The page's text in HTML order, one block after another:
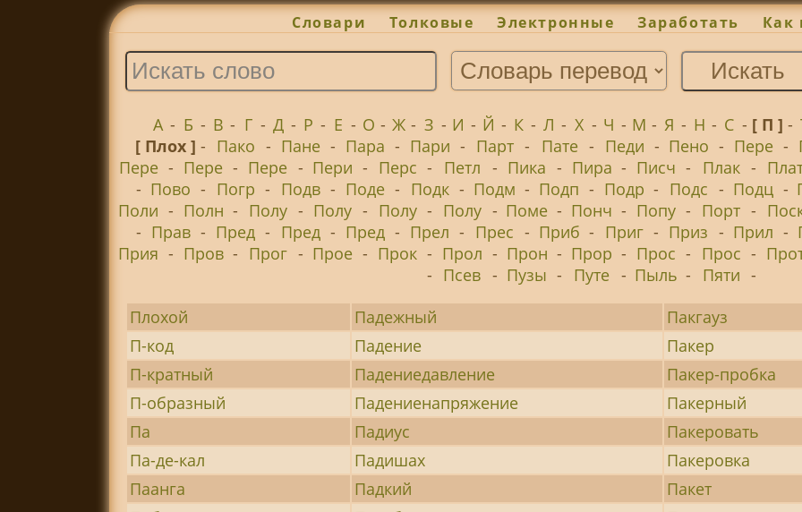
Словари Толковые Электронные Заработать Как
А - Б - В - Г - Д - Р - Е - О - Ж - З - И - Й - К - Л - Х - Ч - М - Я - Н - С - [ П ] -
[ Плох ]- Пако - Пане - Пара - Пари - Парт - Пате - Педи - Пено - Пере -
Пере - Пере - Пере - Пери - Перс - Петл - Пика - Пира - Писч - Плак -
- Пово - Погр - Подв - Поде - Подк - Подм - Подп - Подр - Подс - Подц -
Поли - Полн - Полу - Полу - Полу - Полу - Поме - Понч - Попу - Порт -
- Прав - Пред - Пред - Пред - Прел - Прес - Приб - Приг - Приз - Прил -
Прия - Пров - Прог - Прое - Прок - Прол - Прон - Прор - Прос - Прос -
- Псев - Пузы - Путе - Пыль - Пяти -
Плохой
Падежный
Пакгауз
П-код
Падение
Пакер
П-кратный
Падениедавление
Пакер-пробка
П-образный
Падениенапряжение
Пакерный
Па
Падиус
Пакеровать
Па-де-кал
Падишах
Пакеровка
Паанга
Падкий
Пакет